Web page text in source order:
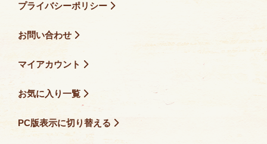
プライバシーポリシー
お問い合わせ
マイアカウント
お気に入り一覧
PC版表示に切り替える